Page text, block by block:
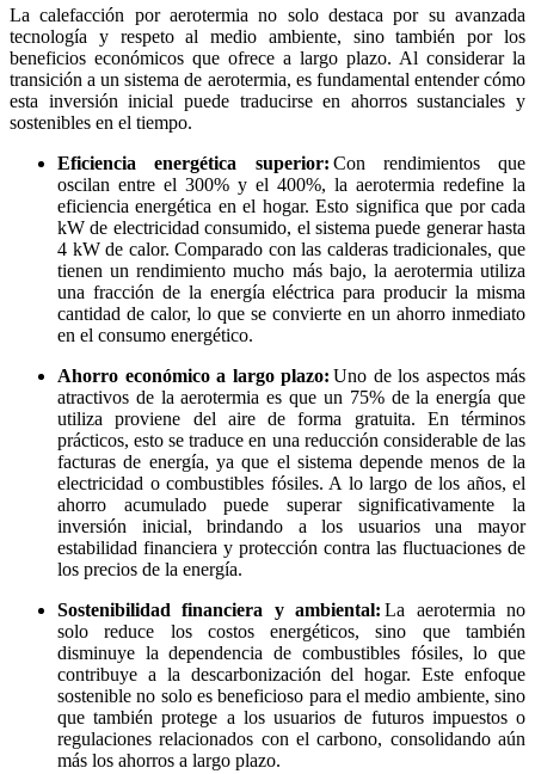
La calefacción por aerotermia no solo destaca por su avanzada
tecnología y respeto al medio ambiente, sino también por los
beneficios económicos que ofrece a largo plazo. Al considerar la
transición a un sistema de aerotermia, es fundamental entender cómo
esta inversión inicial puede traducirse en ahorros sustanciales y
sostenibles en el tiempo.
Eficiencia energética superior: Con rendimientos que
oscilan entre el 300% y el 400%, la aerotermia redefine la
eficiencia energética en el hogar. Esto significa que por cada
kW de electricidad consumido, el sistema puede generar hasta
4 kW de calor. Comparado con las calderas tradicionales, que
tienen un rendimiento mucho más bajo, la aerotermia utiliza
una fracción de la energía eléctrica para producir la misma
cantidad de calor, lo que se convierte en un ahorro inmediato
en el consumo energético.
Ahorro económico a largo plazo: Uno de los aspectos más
atractivos de la aerotermia es que un 75% de la energía que
utiliza proviene del aire de forma gratuita. En términos
prácticos, esto se traduce en una reducción considerable de las
facturas de energía, ya que el sistema depende menos de la
electricidad o combustibles fósiles. A lo largo de los años, el
ahorro acumulado puede superar significativamente la
inversión inicial, brindando a los usuarios una mayor
estabilidad financiera y protección contra las fluctuaciones de
los precios de la energía.
Sostenibilidad financiera y ambiental: La aerotermia no
solo reduce los costos energéticos, sino que también
disminuye la dependencia de combustibles fósiles, lo que
contribuye a la descarbonización del hogar. Este enfoque
sostenible no solo es beneficioso para el medio ambiente, sino
que también protege a los usuarios de futuros impuestos o
regulaciones relacionados con el carbono, consolidando aún
más los ahorros a largo plazo.